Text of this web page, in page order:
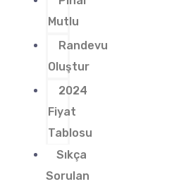
Mutlu
Randevu
Oluştur
2024
Fiyat
Tablosu
Sıkça
Sorulan